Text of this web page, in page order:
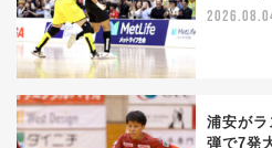
浦安がラ
弾で7発